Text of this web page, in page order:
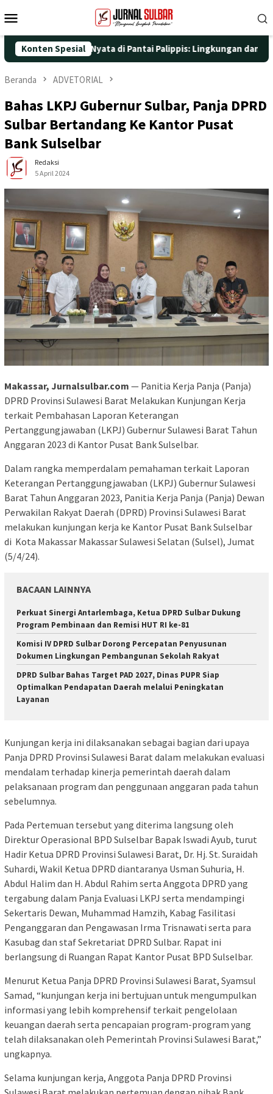
ke
Mobile
Konten Spesial
Aksi Nyata di Pantai Palippis: Lingkungan dan Kesehatan
Beranda ADVETORIAL
Bahas LKPJ Gubernur Sulbar, Panja DPRD
Sulbar Bertandang Ke Kantor Pusat
Bank Sulselbar
Redaksi
5 April 2024
Makassar, Jurnalsulbar.com — Panitia Kerja Panja (Panja)
DPRD Provinsi Sulawesi Barat Melakukan Kunjungan Kerja
terkait Pembahasan Laporan Keterangan
Pertanggungjawaban (LKPJ) Gubernur Sulawesi Barat Tahun
Anggaran 2023 di Kantor Pusat Bank Sulselbar.
Dalam rangka memperdalam pemahaman terkait Laporan
Keterangan Pertanggungjawaban (LKPJ) Gubernur Sulawesi
Barat Tahun Anggaran 2023, Panitia Kerja Panja (Panja) Dewan
Perwakilan Rakyat Daerah (DPRD) Provinsi Sulawesi Barat
melakukan kunjungan kerja ke Kantor Pusat Bank Sulselbar
di Kota Makassar Makassar Sulawesi Selatan (Sulsel), Jumat
(5/4/24).
BACAAN LAINNYA
Perkuat Sinergi Antarlembaga, Ketua DPRD Sulbar Dukung
Program Pembinaan dan Remisi HUT RI ke-81
Komisi IV DPRD Sulbar Dorong Percepatan Penyusunan
Dokumen Lingkungan Pembangunan Sekolah Rakyat
DPRD Sulbar Bahas Target PAD 2027, Dinas PUPR Siap
Optimalkan Pendapatan Daerah melalui Peningkatan
Layanan
Kunjungan kerja ini dilaksanakan sebagai bagian dari upaya
Panja DPRD Provinsi Sulawesi Barat dalam melakukan evaluasi
mendalam terhadap kinerja pemerintah daerah dalam
pelaksanaan program dan penggunaan anggaran pada tahun
sebelumnya.
Pada Pertemuan tersebut yang diterima langsung oleh
Direktur Operasional BPD Sulselbar Bapak Iswadi Ayub, turut
Hadir Ketua DPRD Provinsi Sulawesi Barat, Dr. Hj. St. Suraidah
Suhardi, Wakil Ketua DPRD diantaranya Usman Suhuria, H.
Abdul Halim dan H. Abdul Rahim serta Anggota DPRD yang
tergabung dalam Panja Evaluasi LKPJ serta mendampingi
Sekertaris Dewan, Muhammad Hamzih, Kabag Fasilitasi
Penganggaran dan Pengawasan Irma Trisnawati serta para
Kasubag dan staf Sekretariat DPRD Sulbar. Rapat ini
berlangsung di Ruangan Rapat Kantor Pusat BPD Sulselbar.
Menurut Ketua Panja DPRD Provinsi Sulawesi Barat, Syamsul
Samad, “kunjungan kerja ini bertujuan untuk mengumpulkan
informasi yang lebih komprehensif terkait pengelolaan
keuangan daerah serta pencapaian program-program yang
telah dilaksanakan oleh Pemerintah Provinsi Sulawesi Barat,”
ungkapnya.
Selama kunjungan kerja, Anggota Panja DPRD Provinsi